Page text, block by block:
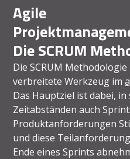
Agile
Die SCRUM
Die SCRUM
verbreitete Werkzeug im
Das Hauptziel ist dabei,
Zeitabständen auch
Produktanforderungen
und diese
Ende eines Sprints